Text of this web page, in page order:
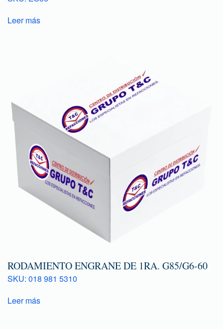
Leer más
RODAMIENTO ENGRANE DE 1RA. G85/G6-60
SKU: 018 981 5310
Leer más